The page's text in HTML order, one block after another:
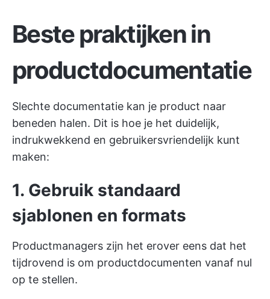
Beste praktijken in
productdocumentatie
Slechte documentatie kan je product naar
beneden halen. Dit is hoe je het duidelijk,
indrukwekkend en gebruikersvriendelijk kunt
maken:
1. Gebruik standaard
sjablonen en formats
Productmanagers zijn het erover eens dat het
tijdrovend is om productdocumenten vanaf nul
op te stellen.